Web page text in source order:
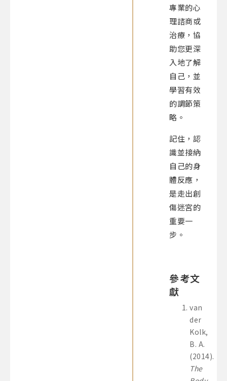
專業的心
理諮商或
治療，協
助您更深
入地了解
自己，並
學習有效
的調節策
略。
記住，認
識並接納
自己的身
體反應，
是走出創
傷迷宮的
重要一
步。
參考文
獻
van
der
Kolk,
B. A.
(2014).
The